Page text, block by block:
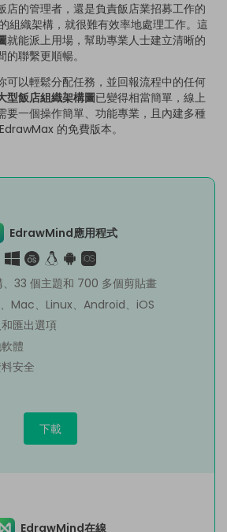
店的管理者，還是負責飯店業招募工作的
組織架構，就很難有效率地處理工作。這
就能派上用場，幫助專業人士建立清晰的
聯繫更順暢。
可以輕鬆分配任務，並回報流程中的任何
型飯店組織架構圖已變得相當簡單，線上
要一個操作簡單、功能專業，且內建多種
的免費版本。
EdrawMind應用程式
、33 個主題和 700 多個剪貼畫
Mac、Linux、Android、iOS
匯出選項
體
安全
下載
EdrawMind在線